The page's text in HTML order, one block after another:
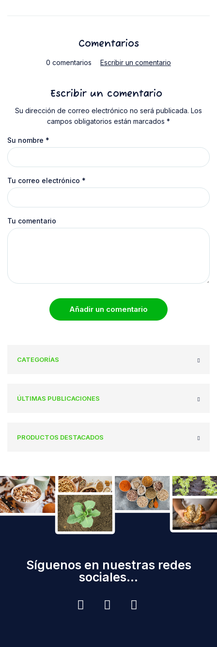
Comentarios
0 comentarios Escribir un comentario
Escribir un comentario
Su dirección de correo electrónico no será publicada. Los
campos obligatorios están marcados *
Su nombre *
Tu correo electrónico *
Tu comentario
Añadir un comentario
CATEGORÍAS
ÚLTIMAS PUBLICACIONES
PRODUCTOS DESTACADOS
Síguenos en nuestras redes
sociales...